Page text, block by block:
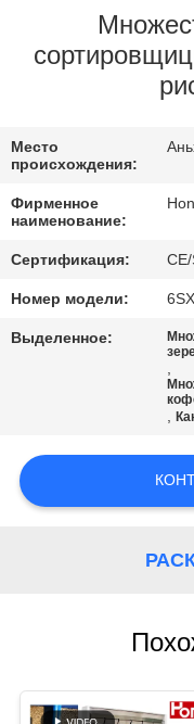
ПРОВЕРКА
МЫ
СПРОСИТЕ
ЦИТАТУ
PRIVACY
POLICY
Место
происхождения:
Фирменное
наименование:
Сертификация:
Номер модели:
Выделенное:
,
,